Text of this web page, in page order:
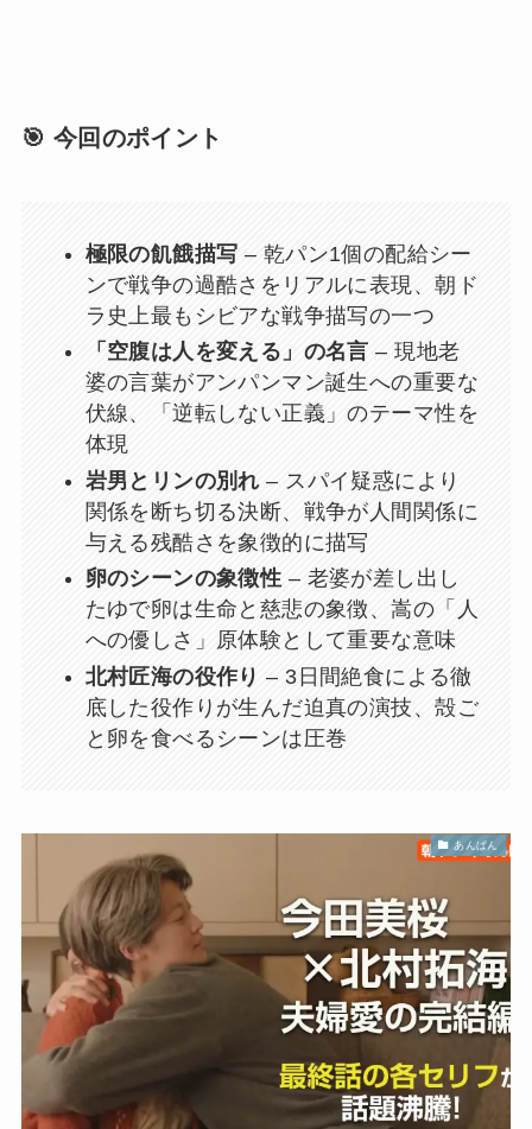
🎯 今回のポイント
極限の飢餓描写 – 乾パン1個の配給シー
ンで戦争の過酷さをリアルに表現、朝ド
ラ史上最もシビアな戦争描写の一つ
「空腹は人を変える」の名言 – 現地老
婆の言葉がアンパンマン誕生への重要な
伏線、「逆転しない正義」のテーマ性を
体現
岩男とリンの別れ– スパイ疑惑により
関係を断ち切る決断、戦争が人間関係に
与える残酷さを象徴的に描写
卵のシーンの象徴性 – 老婆が差し出し
たゆで卵は生命と慈悲の象徴、嵩の「人
への優しさ」原体験として重要な意味
北村匠海の役作り – 3日間絶食による徹
底した役作りが生んだ迫真の演技、殻ご
と卵を食べるシーンは圧巻
あんぱん